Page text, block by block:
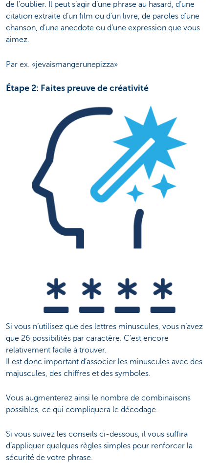
de l’oublier. Il peut s’agir d’une phrase au hasard, d’une
citation extraite d’un film ou d’un livre, de paroles d’une
chanson, d’une anecdote ou d’une expression que vous
aimez.
Par ex. «jevaismangerunepizza»
Étape 2: Faites preuve de créativité
Si vous n’utilisez que des lettres minuscules, vous n’avez
que 26 possibilités par caractère. C’est encore
relativement facile à trouver.
Il est donc important d’associer les minuscules avec des
majuscules, des chiffres et des symboles.
Vous augmenterez ainsi le nombre de combinaisons
possibles, ce qui compliquera le décodage.
Si vous suivez les conseils ci-dessous, il vous suffira
d’appliquer quelques règles simples pour renforcer la
sécurité de votre phrase.